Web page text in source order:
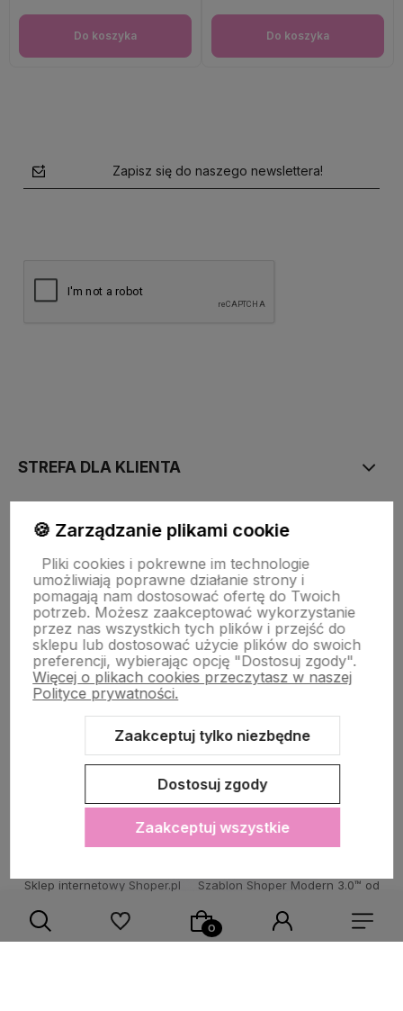
Do koszyka Do koszyka
Zapisz się do naszego newslettera!
STREFA DLA KLIENTA
PŁATNOŚĆ I DOSTAWA
STRONY INFORMACYJNE
POMOC DLA KLIENTA
Sklep internetowy Shoper.pl Szablon Shoper Modern 3.0™ od
🍪 Zarządzanie plikami cookie
Pliki cookies i pokrewne im technologie
umożliwiają poprawne działanie strony i
pomagają nam dostosować ofertę do Twoich
potrzeb. Możesz zaakceptować wykorzystanie
przez nas wszystkich tych plików i przejść do
sklepu lub dostosować użycie plików do swoich
preferencji, wybierając opcję "Dostosuj zgody".
Więcej o plikach cookies przeczytasz w naszej
Polityce prywatności.
Zaakceptuj tylko niezbędne
Dostosuj zgody
Zaakceptuj wszystkie